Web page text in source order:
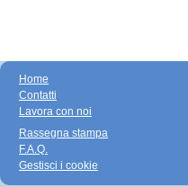
Home
Contatti
Lavora con noi
Rassegna stampa
F.A.Q.
Gestisci i cookie